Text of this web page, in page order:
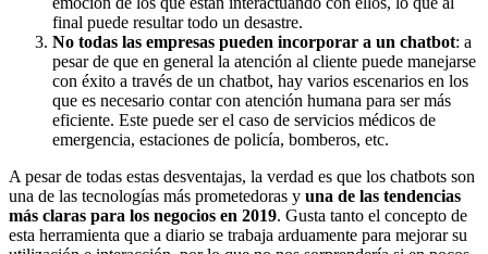
final puede resultar todo un desastre.
No todas las empresas pueden incorporar a un chatbot: a
pesar de que en general la atención al cliente puede manejarse
con éxito a través de un chatbot, hay varios escenarios en los
que es necesario contar con atención humana para ser más
eficiente. Este puede ser el caso de servicios médicos de
emergencia, estaciones de policía, bomberos, etc.
A pesar de todas estas desventajas, la verdad es que los chatbots son
una de las tecnologías más prometedoras y una de las tendencias
más claras para los negocios en 2019. Gusta tanto el concepto de
esta herramienta que a diario se trabaja arduamente para mejorar su